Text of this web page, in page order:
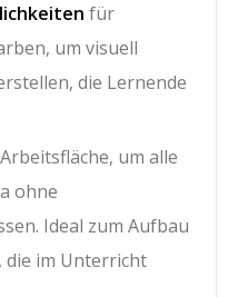
für
um visuell
die Lernende
um alle
ohne
Ideal zum Aufbau
im Unterricht